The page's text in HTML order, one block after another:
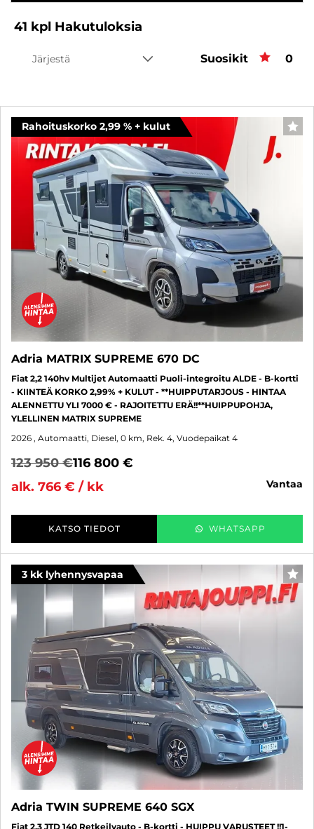
41 kpl Hakutuloksia
Järjestä Suosikit 0
Rahoituskorko 2,99 % + kulut
Adria MATRIX SUPREME 670 DC
Fiat 2,2 140hv Multijet Automaatti Puoli-integroitu ALDE - B-kortti
- KIINTEÄ KORKO 2,99% + KULUT - **HUIPPUTARJOUS - HINTAA
ALENNETTU YLI 7000 € - RAJOITETTU ERÄ!!**HUIPPUPOHJA,
YLELLINEN MATRIX SUPREME
2026 , Automaatti, Diesel, 0 km, Rek. 4, Vuodepaikat 4
123 950 €116 800 €
alk. 766 € / kk
vantaa
KATSO TIEDOT WHATSAPP
3 kk lyhennysvapaa
Adria TWIN SUPREME 640 SGX
Fiat 2,3 JTD 140 Retkeilyauto - B-kortti - HUIPPU VARUSTEET !!1-